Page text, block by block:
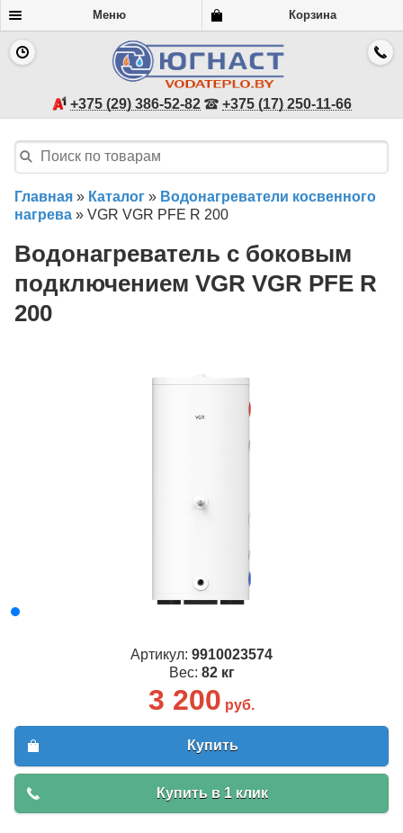
Меню Корзина
+375 (29) 386-52-82 +375 (17) 250-11-66
Главная » Каталог » Водонагреватели косвенного
нагрева » VGR VGR PFE R 200
Водонагреватель с боковым
подключением VGR VGR PFE R
200
Артикул: 9910023574
Вес: 82 кг
3 200 руб.
Купить
Купить в 1 клик